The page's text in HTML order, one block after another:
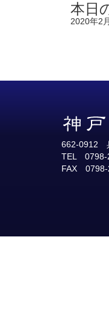
本日
2020年2
662-0912
TEL 0798-
FAX 0798-